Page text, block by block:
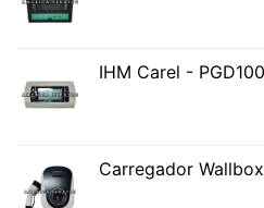
IHM Carel -
Carregador